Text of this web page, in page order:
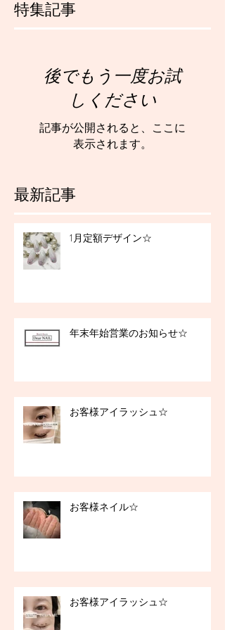
特集記事
最新記事
後でもう一度お試
しください
記事が公開されると、ここに
表示されます。
1月定額デザイン☆
年末年始営業のお知らせ☆
お客様アイラッシュ☆
お客様ネイル☆
お客様アイラッシュ☆